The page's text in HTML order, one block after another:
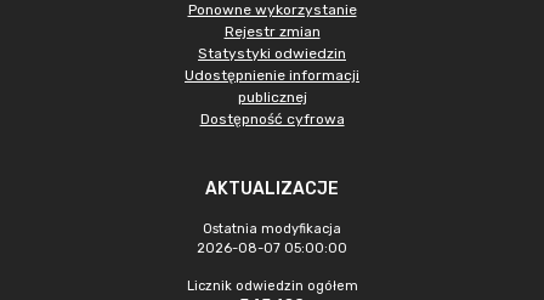
Ponowne wykorzystanie
Rejestr zmian
Statystyki odwiedzin
Udostępnienie informacji
publicznej
Dostępność cyfrowa
AKTUALIZACJE
Ostatnia modyfikacja
2026-08-07 05:00:00
Licznik odwiedzin ogółem